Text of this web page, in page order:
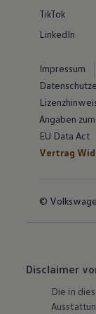
TikTok
LinkedIn
Impressum
Angaben
EU Data Act
Vertrag
©
Disclaimer
Die in